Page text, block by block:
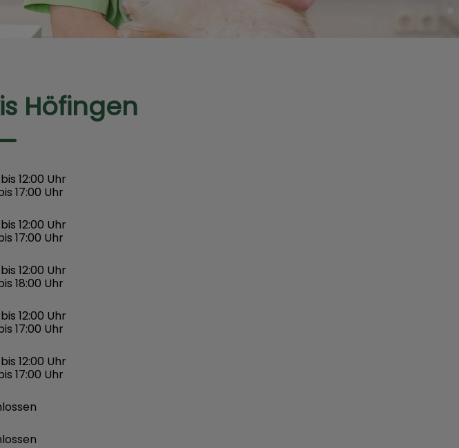
Höfingen
12:00 Uhr
17:00 Uhr
12:00 Uhr
17:00 Uhr
12:00 Uhr
18:00 Uhr
12:00 Uhr
17:00 Uhr
12:00 Uhr
17:00 Uhr